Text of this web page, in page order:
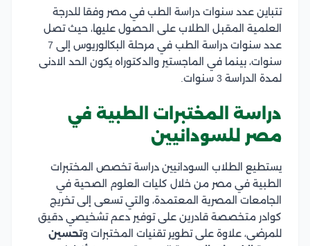
تتباين عدد سنوات دراسة الطب في مصر وفقا للدرجة
العلمية المقبل الطلاب على الحصول عليها، حيث تصل
عدد سنوات دراسة الطب في مرحلة البكالوريوس إلى 7
سنوات، بينما في الماجستير والدكتوراه يكون الحد الادنى
لمدة الدراسة 3 سنوات.
دراسة المختبرات الطبية في
مصر للسودانيين
يستطيع الطلاب السودانيين دراسة تخصص المختبرات
الطبية في مصر من خلال كليات العلوم الصحية في
الجامعات المصرية المعتمدة، والتي تسعى إلى تخريج
كوادر متخصصة قادرين على توفير دعم تشخيصي دقيق
للمرضى، علاوة على تطوير تقنيات المختبرات وتحسين